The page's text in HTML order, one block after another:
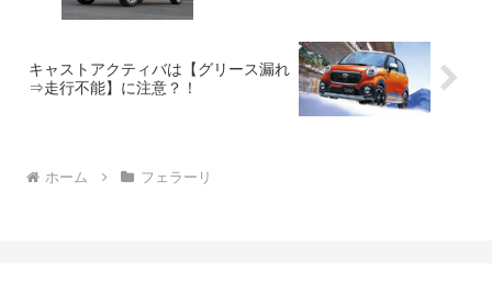
キャストアクティバは【グリース漏れ
⇒走行不能】に注意？！
ホーム フェラーリ